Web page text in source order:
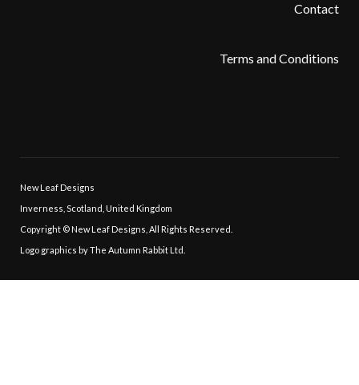
Contact
Terms and Conditions
New Leaf Designs
Inverness, Scotland, United Kingdom
Copyright © New Leaf Designs, All Rights Reserved.
Logo graphics by The Autumn Rabbit Ltd.